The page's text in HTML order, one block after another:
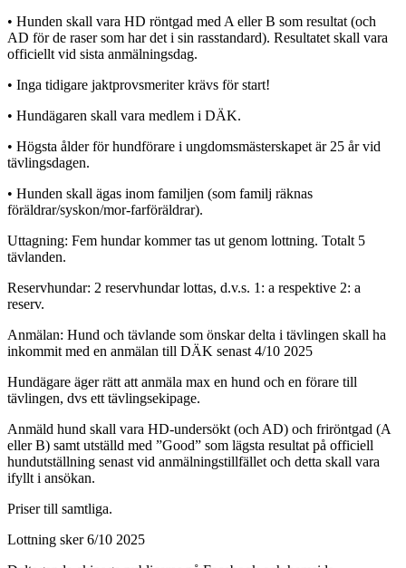
• Hunden skall vara HD röntgad med A eller B som resultat (och
AD för de raser som har det i sin rasstandard). Resultatet skall vara
officiellt vid sista anmälningsdag.
• Inga tidigare jaktprovsmeriter krävs för start!
• Hundägaren skall vara medlem i DÄK.
• Högsta ålder för hundförare i ungdomsmästerskapet är 25 år vid
tävlingsdagen.
• Hunden skall ägas inom familjen (som familj räknas
föräldrar/syskon/mor-farföräldrar).
Uttagning: Fem hundar kommer tas ut genom lottning. Totalt 5
tävlanden.
Reservhundar: 2 reservhundar lottas, d.v.s. 1: a respektive 2: a
reserv.
Anmälan: Hund och tävlande som önskar delta i tävlingen skall ha
inkommit med en anmälan till DÄK senast 4/10 2025
Hundägare äger rätt att anmäla max en hund och en förare till
tävlingen, dvs ett tävlingsekipage.
Anmäld hund skall vara HD-undersökt (och AD) och friröntgad (A
eller B) samt utställd med ”Good” som lägsta resultat på officiell
hundutställning senast vid anmälningstillfället och detta skall vara
ifyllt i ansökan.
Priser till samtliga.
Lottning sker 6/10 2025